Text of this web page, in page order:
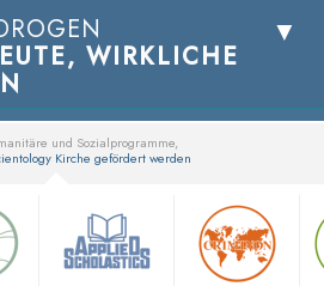
WIRKLICHE
und Sozialprogramme,
Kirche gefördert werden